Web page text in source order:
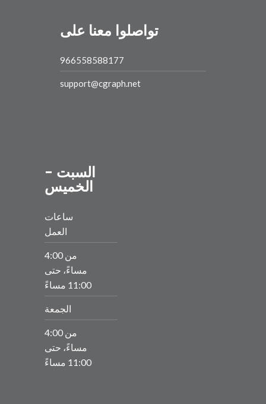
تواصلوا معنا على
966558588177
support@cgraph.net
السبت -
الخميس
ساعات
العمل
من 4:00
مساءً، حتى
11:00 مساءً
الجمعة
من 4:00
مساءً، حتى
11:00 مساءً